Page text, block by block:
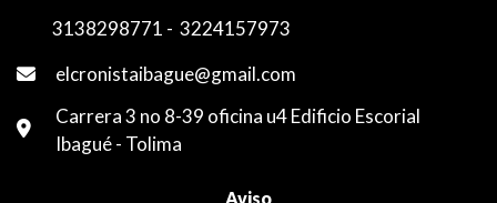
3138298771 - 3224157973
elcronistaibague@gmail.com
Carrera 3 no 8-39 oficina u4 Edificio Escorial
Ibagué - Tolima
Aviso